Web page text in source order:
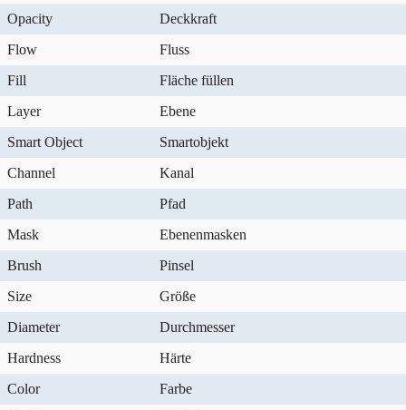
Opacity
Deckkraft
Flow
Fluss
Fill
Fläche füllen
Layer
Ebene
Smart Object
Smartobjekt
Channel
Kanal
Path
Pfad
Mask
Ebenenmasken
Brush
Pinsel
Size
Größe
Diameter
Durchmesser
Hardness
Härte
Color
Farbe